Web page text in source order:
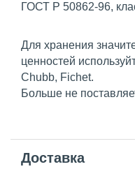
ГОСТ Р 50862-96,
Для хранения
ценностей
Chubb, Fichet.
Больше не
Доставка